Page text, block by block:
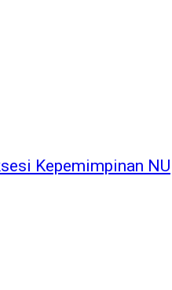
Kepemimpinan NU